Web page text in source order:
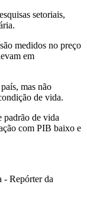
setoriais,
medidos no preço
em
mas não
de vida.
padrão de vida
com PIB baixo e
- Repórter da